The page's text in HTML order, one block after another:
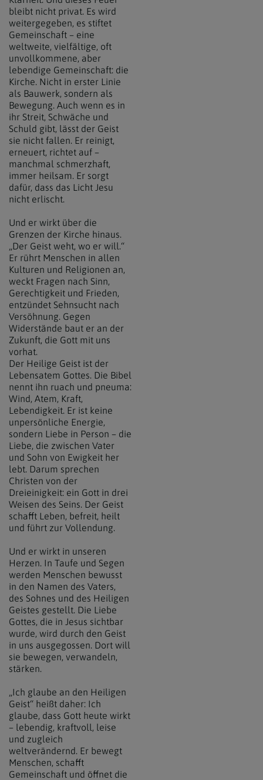
bleibt nicht privat. Es wird
weitergegeben, es stiftet
Gemeinschaft – eine
weltweite, vielfältige, oft
unvollkommene, aber
lebendige Gemeinschaft: die
Kirche. Nicht in erster Linie
als Bauwerk, sondern als
Bewegung. Auch wenn es in
ihr Streit, Schwäche und
Schuld gibt, lässt der Geist
sie nicht fallen. Er reinigt,
erneuert, richtet auf –
manchmal schmerzhaft,
immer heilsam. Er sorgt
dafür, dass das Licht Jesu
nicht erlischt.
Und er wirkt über die
Grenzen der Kirche hinaus.
„Der Geist weht, wo er will.“
Er rührt Menschen in allen
Kulturen und Religionen an,
weckt Fragen nach Sinn,
Gerechtigkeit und Frieden,
entzündet Sehnsucht nach
Versöhnung. Gegen
Widerstände baut er an der
Zukunft, die Gott mit uns
vorhat.
Der Heilige Geist ist der
Lebensatem Gottes. Die Bibel
nennt ihn ruach und pneuma:
Wind, Atem, Kraft,
Lebendigkeit. Er ist keine
unpersönliche Energie,
sondern Liebe in Person – die
Liebe, die zwischen Vater
und Sohn von Ewigkeit her
lebt. Darum sprechen
Christen von der
Dreieinigkeit: ein Gott in drei
Weisen des Seins. Der Geist
schafft Leben, befreit, heilt
und führt zur Vollendung.
Und er wirkt in unseren
Herzen. In Taufe und Segen
werden Menschen bewusst
in den Namen des Vaters,
des Sohnes und des Heiligen
Geistes gestellt. Die Liebe
Gottes, die in Jesus sichtbar
wurde, wird durch den Geist
in uns ausgegossen. Dort will
sie bewegen, verwandeln,
stärken.
„Ich glaube an den Heiligen
Geist“ heißt daher: Ich
glaube, dass Gott heute wirkt
– lebendig, kraftvoll, leise
und zugleich
weltverändernd. Er bewegt
Menschen, schafft
Gemeinschaft und öffnet die